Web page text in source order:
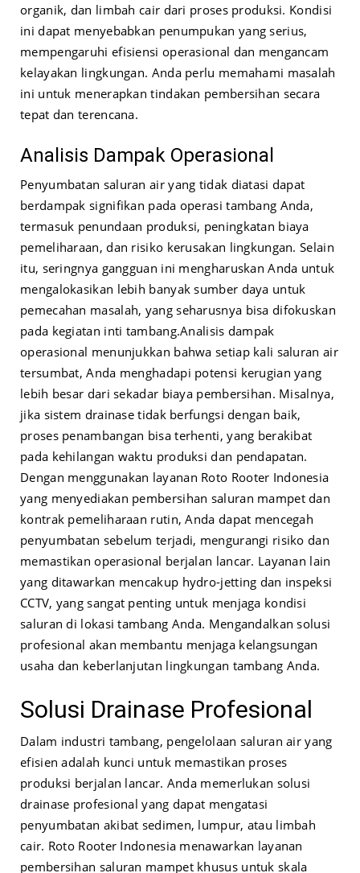
organik, dan limbah cair dari proses produksi. Kondisi
ini dapat menyebabkan penumpukan yang serius,
mempengaruhi efisiensi operasional dan mengancam
kelayakan lingkungan. Anda perlu memahami masalah
ini untuk menerapkan tindakan pembersihan secara
tepat dan terencana.
Analisis Dampak Operasional
Penyumbatan saluran air yang tidak diatasi dapat
berdampak signifikan pada operasi tambang Anda,
termasuk penundaan produksi, peningkatan biaya
pemeliharaan, dan risiko kerusakan lingkungan. Selain
itu, seringnya gangguan ini mengharuskan Anda untuk
mengalokasikan lebih banyak sumber daya untuk
pemecahan masalah, yang seharusnya bisa difokuskan
pada kegiatan inti tambang.Analisis dampak
operasional menunjukkan bahwa setiap kali saluran air
tersumbat, Anda menghadapi potensi kerugian yang
lebih besar dari sekadar biaya pembersihan. Misalnya,
jika sistem drainase tidak berfungsi dengan baik,
proses penambangan bisa terhenti, yang berakibat
pada kehilangan waktu produksi dan pendapatan.
Dengan menggunakan layanan Roto Rooter Indonesia
yang menyediakan pembersihan saluran mampet dan
kontrak pemeliharaan rutin, Anda dapat mencegah
penyumbatan sebelum terjadi, mengurangi risiko dan
memastikan operasional berjalan lancar. Layanan lain
yang ditawarkan mencakup hydro-jetting dan inspeksi
CCTV, yang sangat penting untuk menjaga kondisi
saluran di lokasi tambang Anda. Mengandalkan solusi
profesional akan membantu menjaga kelangsungan
usaha dan keberlanjutan lingkungan tambang Anda.
Solusi Drainase Profesional
Dalam industri tambang, pengelolaan saluran air yang
efisien adalah kunci untuk memastikan proses
produksi berjalan lancar. Anda memerlukan solusi
drainase profesional yang dapat mengatasi
penyumbatan akibat sedimen, lumpur, atau limbah
cair. Roto Rooter Indonesia menawarkan layanan
pembersihan saluran mampet khusus untuk skala